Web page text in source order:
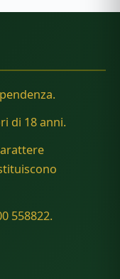
di 18 anni.
558822.